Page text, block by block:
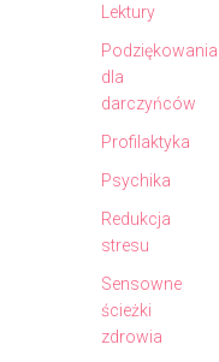
Lektury
Podziękowania
dla
darczyńców
Profilaktyka
Psychika
Redukcja
stresu
Sensowne
ścieżki
zdrowia